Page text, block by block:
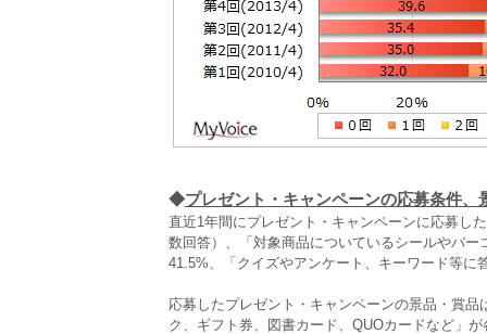
◆プレゼント・キャンペーンの応募条件、
直近1年間にプレゼント・キャンペーンに応募し
数回答）、「対象商品についているシールやバ
41.5%、「クイズやアンケート、キーワード等に
応募したプレゼント・キャンペーンの景品・賞
ク、ギフト券、図書カード、QUOカードなど」